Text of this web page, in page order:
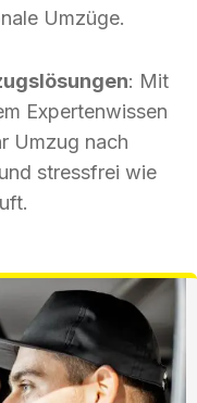
Umzüge.
: Mit
Expertenwissen
Umzug nach
stressfrei wie